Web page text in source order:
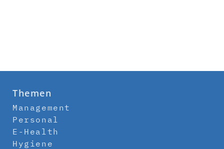
Themen
Management
Personal
E-Health
Hygiene